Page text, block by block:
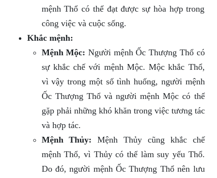
mệnh Thổ có thể đạt được sự hòa hợp trong
công việc và cuộc sống.
Khắc mệnh:
Mệnh Mộc: Người mệnh Ốc Thượng Thổ có
sự khắc chế với mệnh Mộc. Mộc khắc Thổ,
vì vậy trong một số tình huống, người mệnh
Ốc Thượng Thổ và người mệnh Mộc có thể
gặp phải những khó khăn trong việc tương tác
và hợp tác.
Mệnh Thủy: Mệnh Thủy cũng khắc chế
mệnh Thổ, vì Thủy có thể làm suy yếu Thổ.
Do đó, người mệnh Ốc Thượng Thổ nên lưu